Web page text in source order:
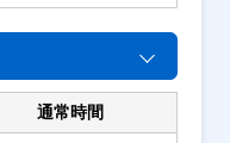
通常時間